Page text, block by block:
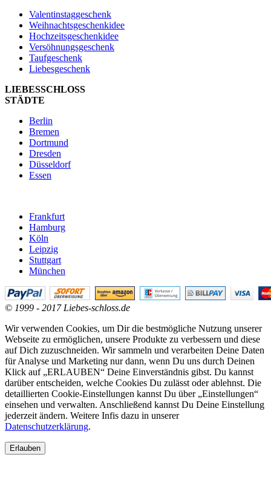
Valentinstaggeschenk
Weihnachtsgeschenkidee
Hochzeitsgeschenkidee
Versöhnungsgeschenk
Taufgeschenk
Liebesgeschenk
LIEBESSCHLOSS
STÄDTE
Berlin
Bremen
Dortmund
Dresden
Düsseldorf
Essen
Frankfurt
Hamburg
Köln
Leipzig
Stuttgart
München
© 1999 - 2017 Liebes-schloss.de
Wir verwenden Cookies, um Dir die bestmögliche Nutzung unserer
Webseite zu ermöglichen, unsere Produkte zu verbessern und diese
auf Dich zuzuschneiden. Wir sammeln und verarbeiten Deine Daten
für Analyse und Marketing nur dann, wenn Du uns durch Deinen
Klick auf „ERLAUBEN“ Deine Einverständnis gibst. Du kannst
darüber entscheiden, welche Cookies Du zulässt oder ablehnst. Die
detaillierten Cookie-Einstellungen kannst Du über „Einstellungen“
einsehen und verwalten. Anschließend kannst Du Deine Einstellung
jederzeit ändern. Weitere Infis dazu in unserer
Datenschutzerklärung.
Erlauben